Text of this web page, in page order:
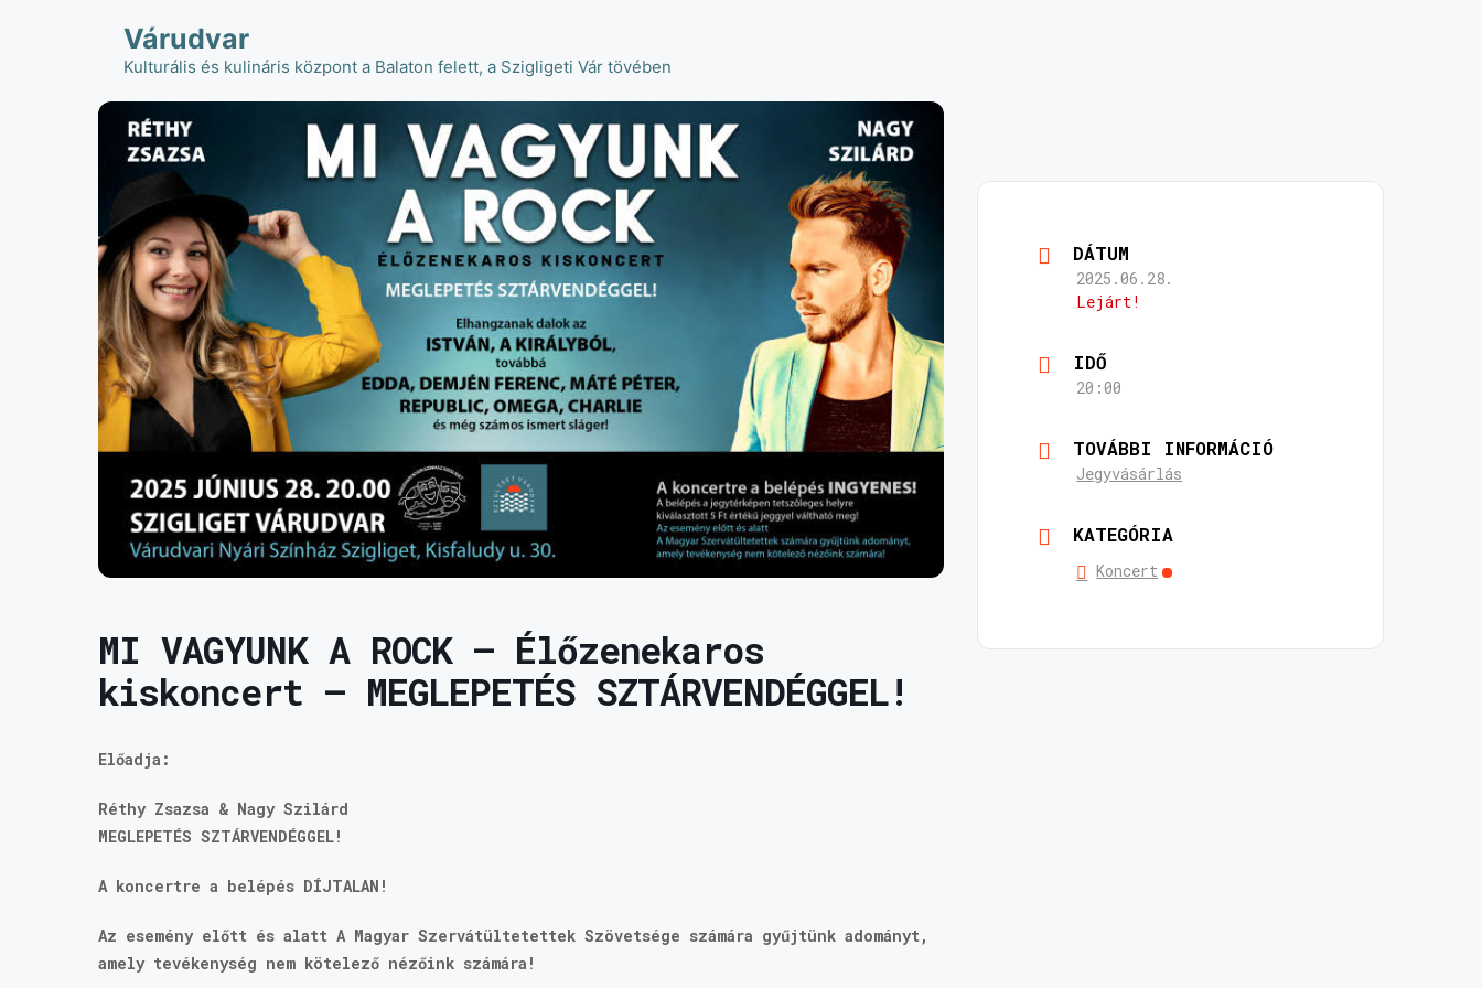
Várudvar
Kulturális és kulináris központ a Balaton felett, a Szigligeti Vár tövében
MI VAGYUNK A ROCK – Élőzenekaros
kiskoncert – MEGLEPETÉS SZTÁRVENDÉGGEL!
Előadja:
Réthy Zsazsa & Nagy Szilárd
MEGLEPETÉS SZTÁRVENDÉGGEL!
A koncertre a belépés DÍJTALAN!
Az esemény előtt és alatt A Magyar Szervátültetettek Szövetsége számára gyűjtünk adományt,
amely tevékenység nem kötelező nézőink számára!
DÁTUM
2025.06.28.
Lejárt!
IDŐ
20:00
TOVÁBBI INFORMÁCIÓ
Jegyvásárlás
KATEGÓRIA
Koncert